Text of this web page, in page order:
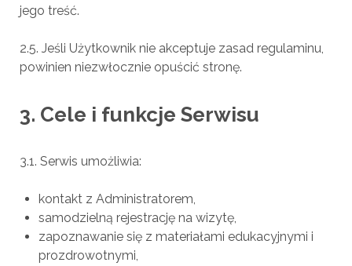
jego treść.
2.5. Jeśli Użytkownik nie akceptuje zasad regulaminu,
powinien niezwłocznie opuścić stronę.
3. Cele i funkcje Serwisu
3.1. Serwis umożliwia:
kontakt z Administratorem,
samodzielną rejestrację na wizytę,
zapoznawanie się z materiałami edukacyjnymi i
prozdrowotnymi,